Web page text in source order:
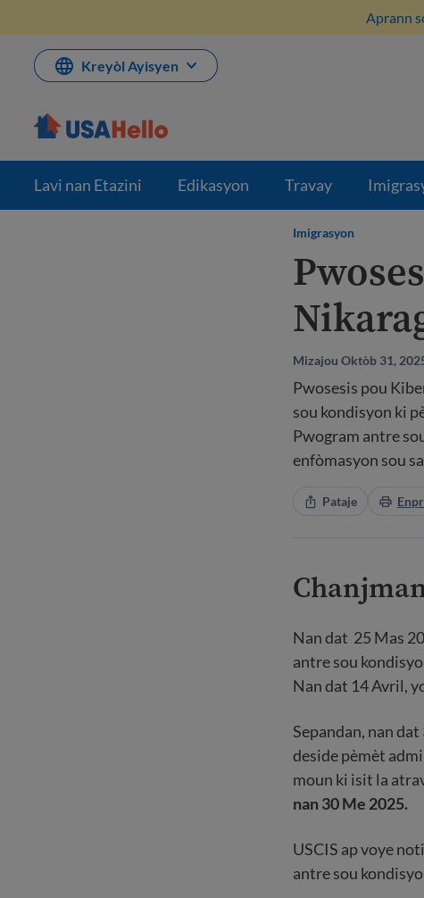
Aprann
Kreyòl Ayisyen
Lavi nan Etazini Edikasyon Travay
Imigrasyon
Mizajou Oktòb 31,
Pwosesis pou
sou kondisyon ki
Pwogram antre
enfòmasyon sou
Pataje
Nan dat 25 Mas
antre sou
Nan dat 14 Avril,
Sepandan, nan
deside pèmèt
moun ki isit la
nan 30 Me 2025.
USCIS ap voye
antre sou